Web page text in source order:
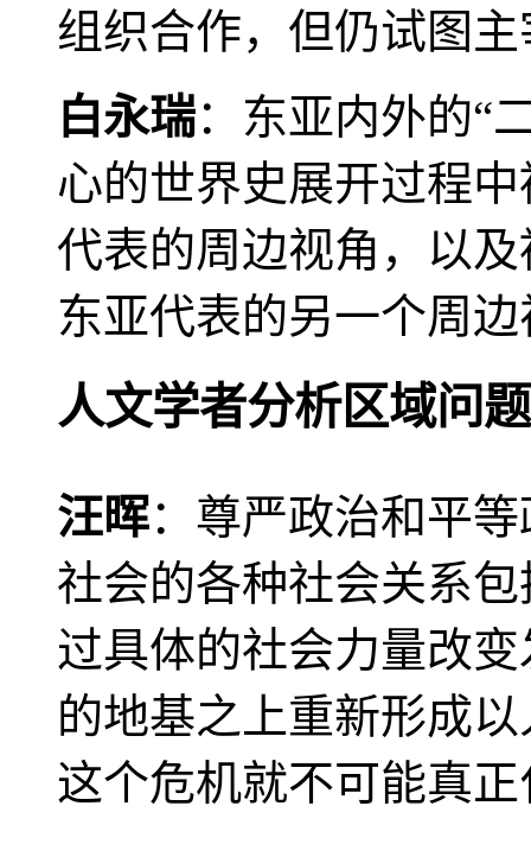
组织合作，但仍试图
白永瑞：东亚内外的“
心的世界史展开过程
代表的周边视角，以
东亚代表的另一个周
人文学者分析区域问题
汪晖：尊严政治和平
社会的各种社会关系
过具体的社会力量改
的地基之上重新形成
这个危机就不可能真